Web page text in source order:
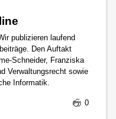
publizieren laufend
Den Auftakt
Schneider, Franziska
Verwaltungsrecht sowie
Informatik.
0